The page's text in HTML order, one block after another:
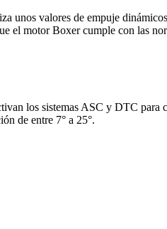
unos valores de empuje
el motor Boxer cumple con las
los sistemas ASC y DTC para
de entre 7° a 25°.